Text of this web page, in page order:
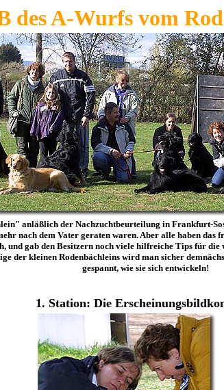
des A-Wurfs vom
anläßlich der Nachzuchtbeurteilung in Frankfurt-
nach dem Vater geraten waren. Aber alle haben
gab den Besitzern noch viele hilfreiche Tips für
der kleinen Rodenbächleins wird man sicher
gespannt, wie sie sich entwickeln!
1. Station: Die